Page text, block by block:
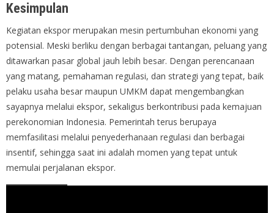
Kesimpulan
Kegiatan ekspor merupakan mesin pertumbuhan ekonomi yang
potensial. Meski berliku dengan berbagai tantangan, peluang yang
ditawarkan pasar global jauh lebih besar. Dengan perencanaan
yang matang, pemahaman regulasi, dan strategi yang tepat, baik
pelaku usaha besar maupun UMKM dapat mengembangkan
sayapnya melalui ekspor, sekaligus berkontribusi pada kemajuan
perekonomian Indonesia. Pemerintah terus berupaya
memfasilitasi melalui penyederhanaan regulasi dan berbagai
insentif, sehingga saat ini adalah momen yang tepat untuk
memulai perjalanan ekspor.